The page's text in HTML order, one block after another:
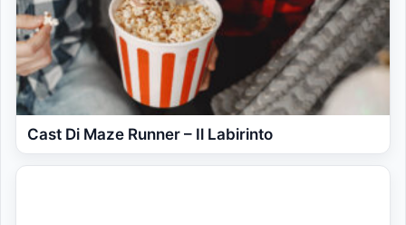
Cast Di Maze Runner – Il Labirinto